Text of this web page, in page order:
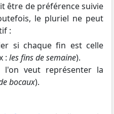
être de préférence suivie
le pluriel ne peut
:
si chaque fin est celle
: les fins de semaine).
veut représenter la
bocaux).